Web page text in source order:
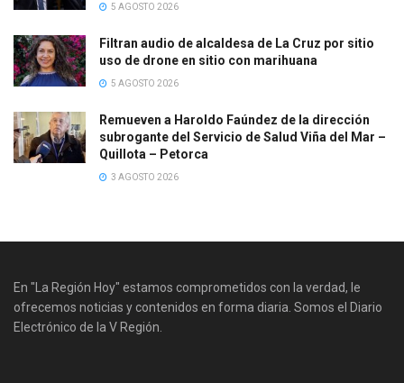
5 AGOSTO 2026
Filtran audio de alcaldesa de La Cruz por sitio
uso de drone en sitio con marihuana
5 AGOSTO 2026
Remueven a Haroldo Faúndez de la dirección
subrogante del Servicio de Salud Viña del Mar –
Quillota – Petorca
3 AGOSTO 2026
En "La Región Hoy" estamos comprometidos con la verdad, le
ofrecemos noticias y contenidos en forma diaria. Somos el Diario
Electrónico de la V Región.